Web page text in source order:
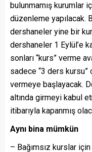
bulunmamış kurumlar
düzenleme yapılacak.
dershaneler yine bir
dershaneler 1 Eylül’e
sonları “kurs” verme
sadece “3 ders
vermeye başlayacak.
altında girmeyi kabul
itibarıyla kapanmış
Aynı bina mümkün
– Bağımsız kurslar